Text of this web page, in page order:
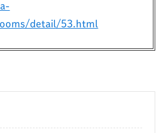
detail/53.html